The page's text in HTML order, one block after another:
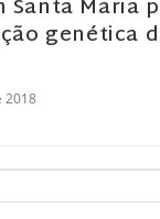
Santa Maria
genética
2018